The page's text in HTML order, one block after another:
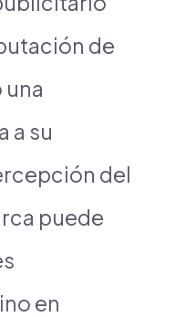
de
una
a su
del
puede
en